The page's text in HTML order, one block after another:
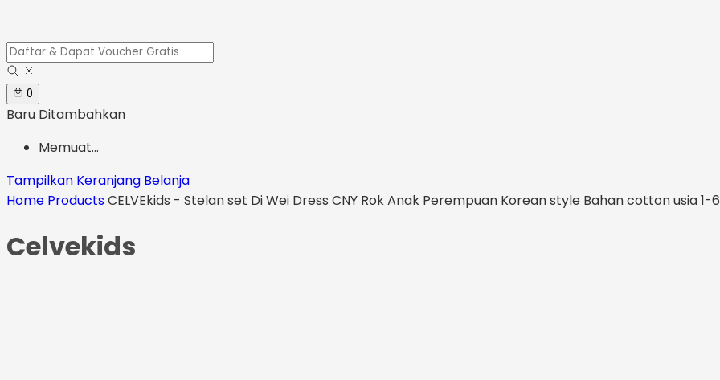
0
Baru Ditambahkan
Memuat...
Tampilkan Keranjang Belanja
Home ProductsCELVEkids - Stelan set Di Wei Dress CNY Rok Anak Perempuan Korean style Bahan cotton usia 1-
Celvekids